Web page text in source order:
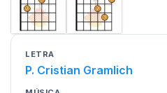
LETRA
P. Cristian Gramlich